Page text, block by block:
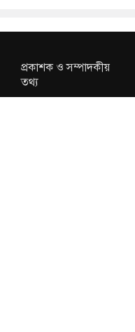
প্রকাশক ও সম্পাদকীয়
তথ্য